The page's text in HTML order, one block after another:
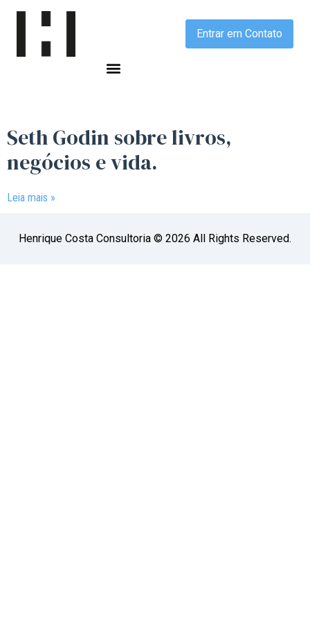
Entrar em Contato
Seth Godin sobre livros,
negócios e vida.
Leia mais »
Henrique Costa Consultoria © 2026 All Rights Reserved.